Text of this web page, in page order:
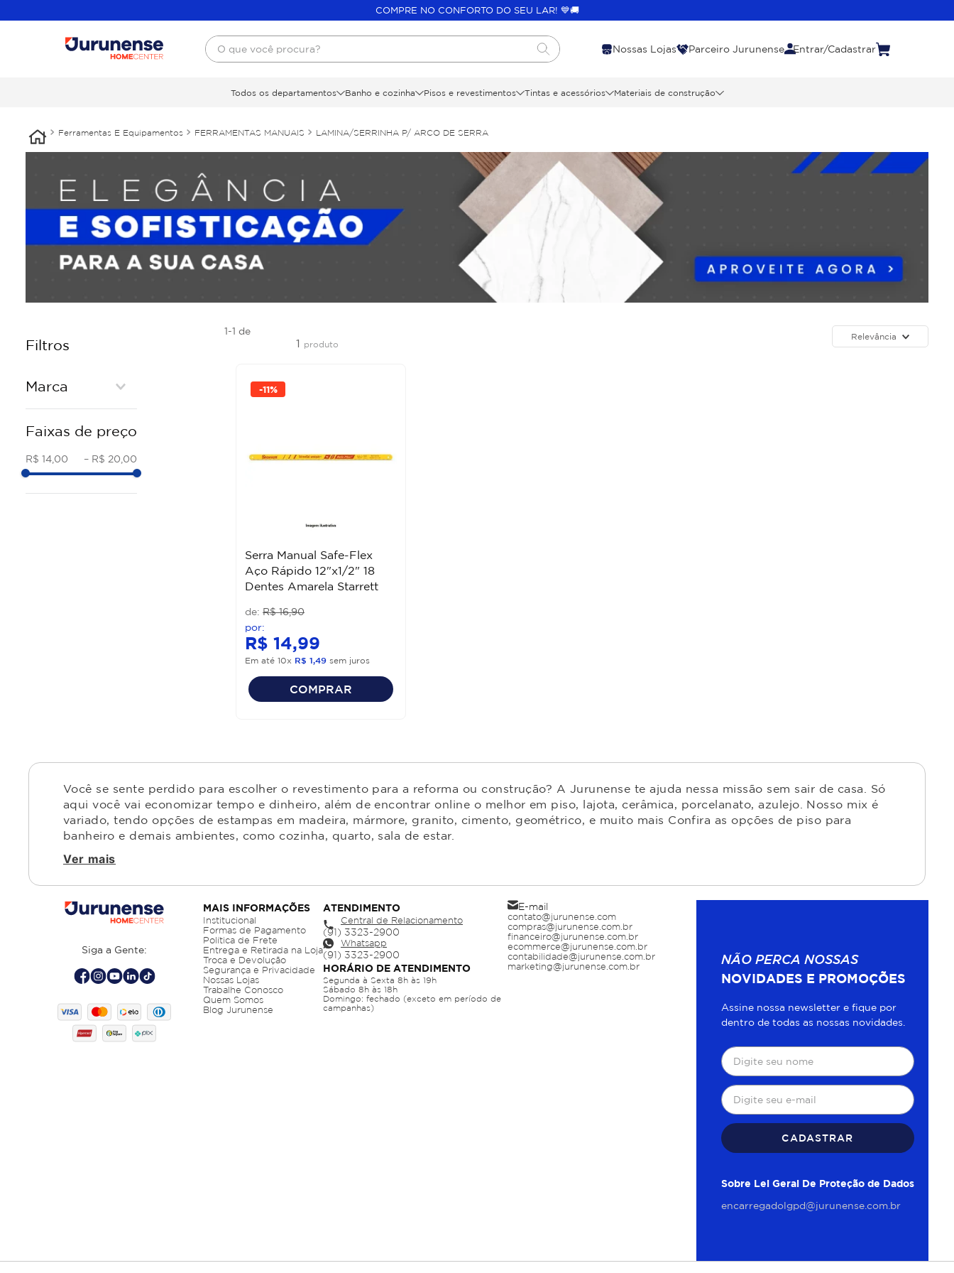
COMPRE NO CONFORTO DO SEU LAR! 💙🚚
O que você procura?
Nossas Lojas Parceiro Jurunense Entrar/Cadastrar
Todos os departamentos Banho e cozinha Pisos e revestimentos Tintas e acessórios Materiais de construção
Ferramentas E Equipamentos FERRAMENTAS MANUAIS LAMINA/SERRINHA P/ ARCO DE SERRA
Filtros
Marca
Faixas de preço
R$ 14,00 – R$ 20,00
1-1 de
1 produto
Relevância
-11%
Serra Manual Safe-Flex
Aço Rápido 12"x1/2" 18
Dentes Amarela Starrett
R$ 16,90
R$ 14,99
Em até 10x R$ 1,49 sem juros
COMPRAR
Você se sente perdido para escolher o revestimento para a reforma ou construção? A Jurunense te ajuda nessa missão sem sair de casa. Só
aqui você vai economizar tempo e dinheiro, além de encontrar online o melhor em piso, lajota, cerâmica, porcelanato, azulejo. Nosso mix é
variado, tendo opções de estampas em madeira, mármore, granito, cimento, geométrico, e muito mais Confira as opções de piso para
banheiro e demais ambientes, como cozinha, quarto, sala de estar.
Ver mais
Siga a Gente:
MAIS INFORMAÇÕES
Institucional
Formas de Pagamento
Política de Frete
Entrega e Retirada na Loja
Troca e Devolução
Segurança e Privacidade
Nossas Lojas
Trabalhe Conosco
Quem Somos
Blog Jurunense
ATENDIMENTO
Central de Relacionamento
Whatsapp
HORÁRIO DE ATENDIMENTO
Segunda à Sexta 8h às 19h
Sábado 8h às 18h
Domingo: fechado (exceto em período de
campanhas)
E-mail
contato@jurunense.com
compras@jurunense.com.br
financeiro@jurunense.com.br
ecommerce@jurunense.com.br
contabilidade@jurunense.com.br
marketing@jurunense.com.br
NÃO PERCA NOSSAS
NOVIDADES E PROMOÇÕES
Assine nossa newsletter e fique por
dentro de todas as nossas novidades.
CADASTRAR
Sobre Lei Geral De Proteção de Dados
encarregadolgpd@jurunense.com.br